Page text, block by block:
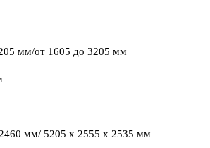
мм/от 1605 до 3205 мм
мм/ 5205 х 2555 х 2535 мм